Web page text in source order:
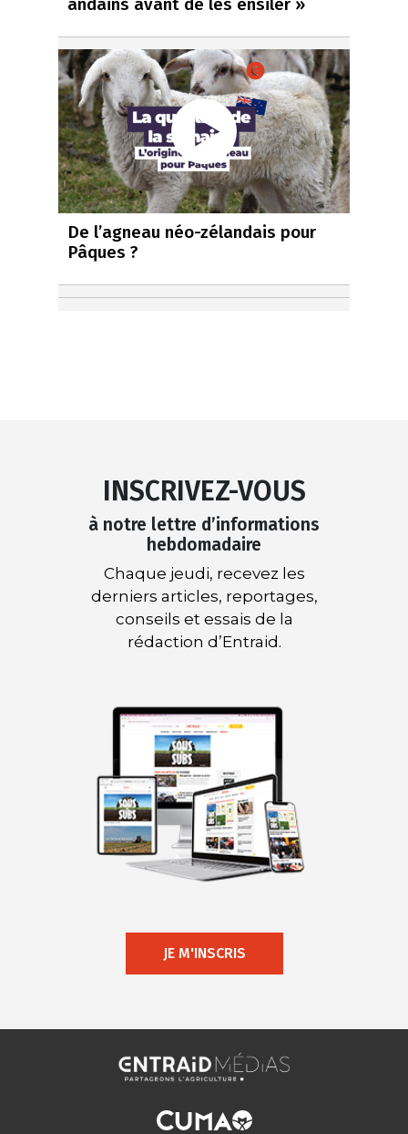
De l’agneau néo-zélandais pour
Pâques ?
INSCRIVEZ-VOUS
à notre lettre d’informations
hebdomadaire
Chaque jeudi, recevez les
derniers articles, reportages,
conseils et essais de la
rédaction d’Entraid.
JE M'INSCRIS